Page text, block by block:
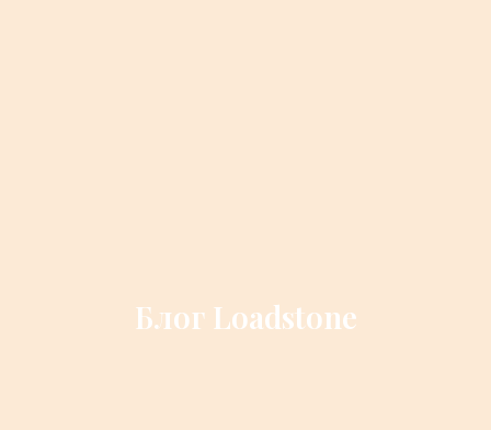
Блог Loadstone